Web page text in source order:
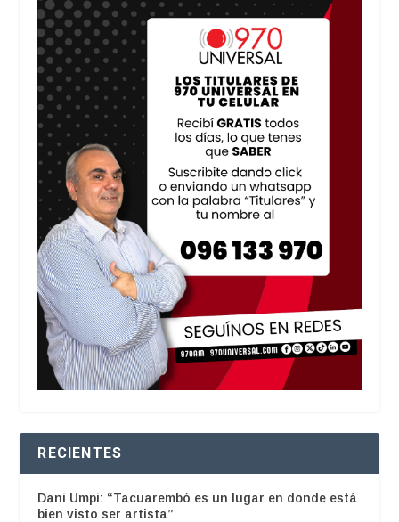
RECIENTES
Dani Umpi: “Tacuarembó es un lugar en donde está
bien visto ser artista”